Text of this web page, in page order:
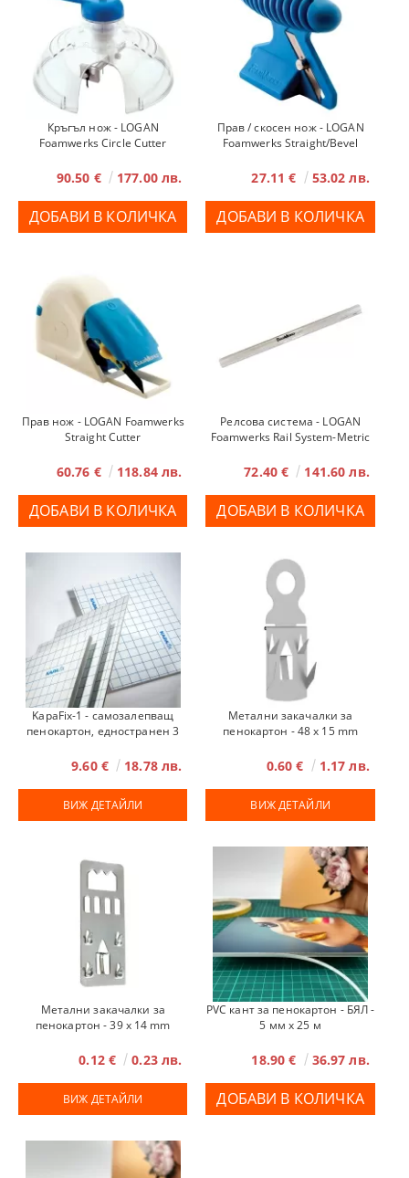
Кръгъл нож - LOGAN
Foamwerks Circle Cutter
90.50 € 177.00 лв.
Прав / скосен нож - LOGAN
Foamwerks Straight/Bevel
27.11 € 53.02 лв.
Прав нож - LOGAN Foamwerks
Straight Cutter
60.76 € 118.84 лв.
Релсова система - LOGAN
Foamwerks Rail System-Metric
72.40 € 141.60 лв.
KapaFix-1 - самозалепващ
пенокартон, едностранен 3
9.60 € 18.78 лв.
ВИЖ ДЕТАЙЛИ
Метални закачалки за
пенокартон - 48 х 15 mm
0.60 € 1.17 лв.
ВИЖ ДЕТАЙЛИ
Метални закачалки за
пенокартон - 39 х 14 mm
0.12 € 0.23 лв.
ВИЖ ДЕТАЙЛИ
PVC кант за пенокартон - БЯЛ -
5 мм x 25 м
18.90 € 36.97 лв.